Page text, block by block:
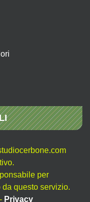
per
questo servizio.
Privacy